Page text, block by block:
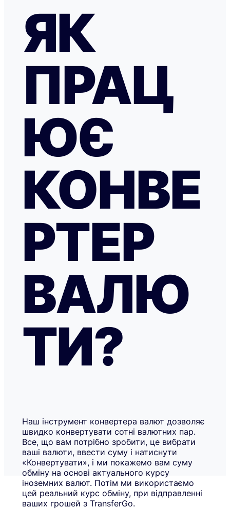
ЯК
ПРАЦ
ЮЄ
КОНВЕ
РТЕР
ВАЛЮ
ТИ?
Наш інструмент конвертера валют дозволяє
швидко конвертувати сотні валютних пар.
Все, що вам потрібно зробити, це вибрати
ваші валюти, ввести суму і натиснути
«Конвертувати», і ми покажемо вам суму
обміну на основі актуального курсу
іноземних валют. Потім ми використаємо
цей реальний курс обміну, при відправленні
ваших грошей з TransferGo.